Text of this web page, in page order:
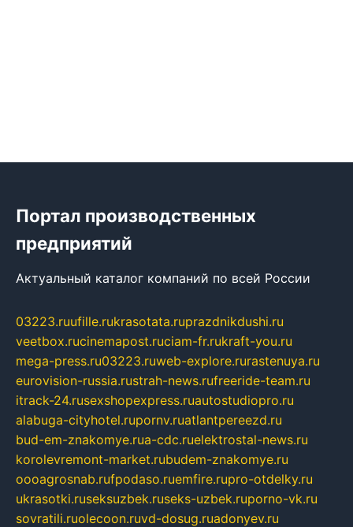
Портал производственных
предприятий
Актуальный каталог компаний по всей России
03223.ruufille.rukrasotata.ruprazdnikdushi.ru
veetbox.rucinemapost.ruciam-fr.rukraft-you.ru
mega-press.ru03223.ruweb-explore.rurastenuya.ru
eurovision-russia.rustrah-news.rufreeride-team.ru
itrack-24.rusexshopexpress.ruautostudiopro.ru
alabuga-cityhotel.rupornv.ruatlantpereezd.ru
bud-em-znakomye.rua-cdc.ruelektrostal-news.ru
korolevremont-market.rubudem-znakomye.ru
oooagrosnab.rufpodaso.ruemfire.rupro-otdelky.ru
ukrasotki.ruseksuzbek.ruseks-uzbek.ruporno-vk.ru
sovratili.ruolecoon.ruvd-dosug.ruadonyev.ru